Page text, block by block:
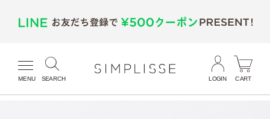
MENU SEARCH LOGIN CART